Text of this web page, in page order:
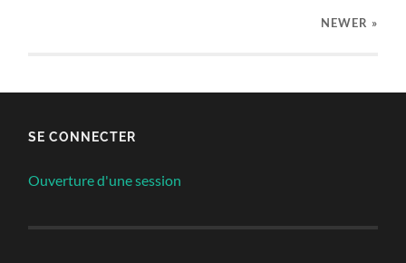
NEWER »
SE CONNECTER
Ouverture d'une session